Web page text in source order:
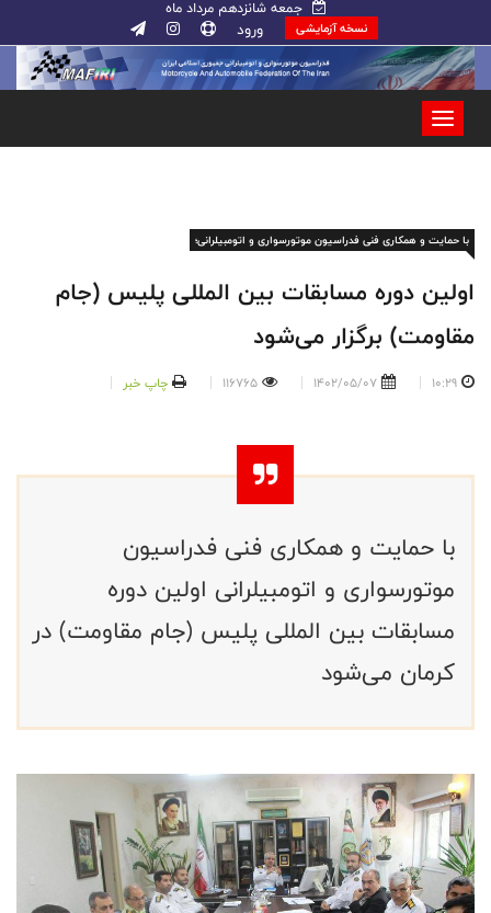
جمعه شانزدهم مرداد ماه
نسخه آزمایشی ورود
با حمایت و همکاری فنی فدراسیون موتورسواری و اتومبیلرانی؛
اولین دوره مسابقات بین المللی پلیس (جام
مقاومت) برگزار می‌شود
10:29
1402/05/07
116765 چاپ خبر
با حمایت و همکاری فنی فدراسیون
موتورسواری و اتومبیلرانی اولین دوره
مسابقات بین المللی پلیس (جام مقاومت) در
کرمان می‌شود